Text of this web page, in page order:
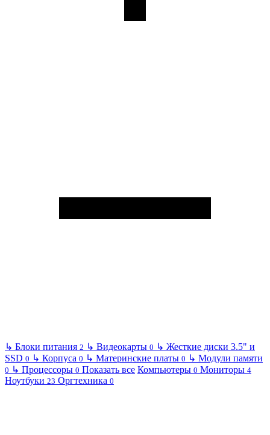
↳ Блоки питания 2 ↳ Видеокарты 0 ↳ Жесткие диски 3.5" и
SSD 0 ↳ Корпуса 0 ↳ Материнские платы 0 ↳ Модули памяти
0 ↳ Процессоры 0 Показать все Компьютеры 0 Мониторы 4
Ноутбуки 23 Оргтехника 0